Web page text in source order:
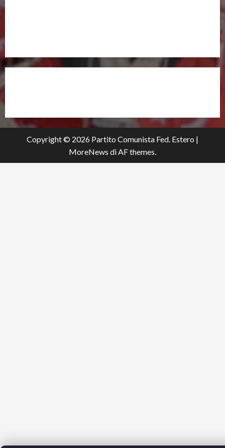
Copyright © 2026 Partito Comunista Fed. Estero |
MoreNews di AF themes.